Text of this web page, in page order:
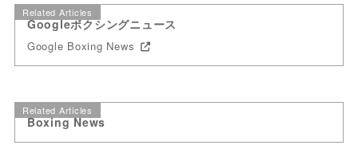
Related Articles
Googleボクシングニュース
Google Boxing News
Related Articles
Boxing News